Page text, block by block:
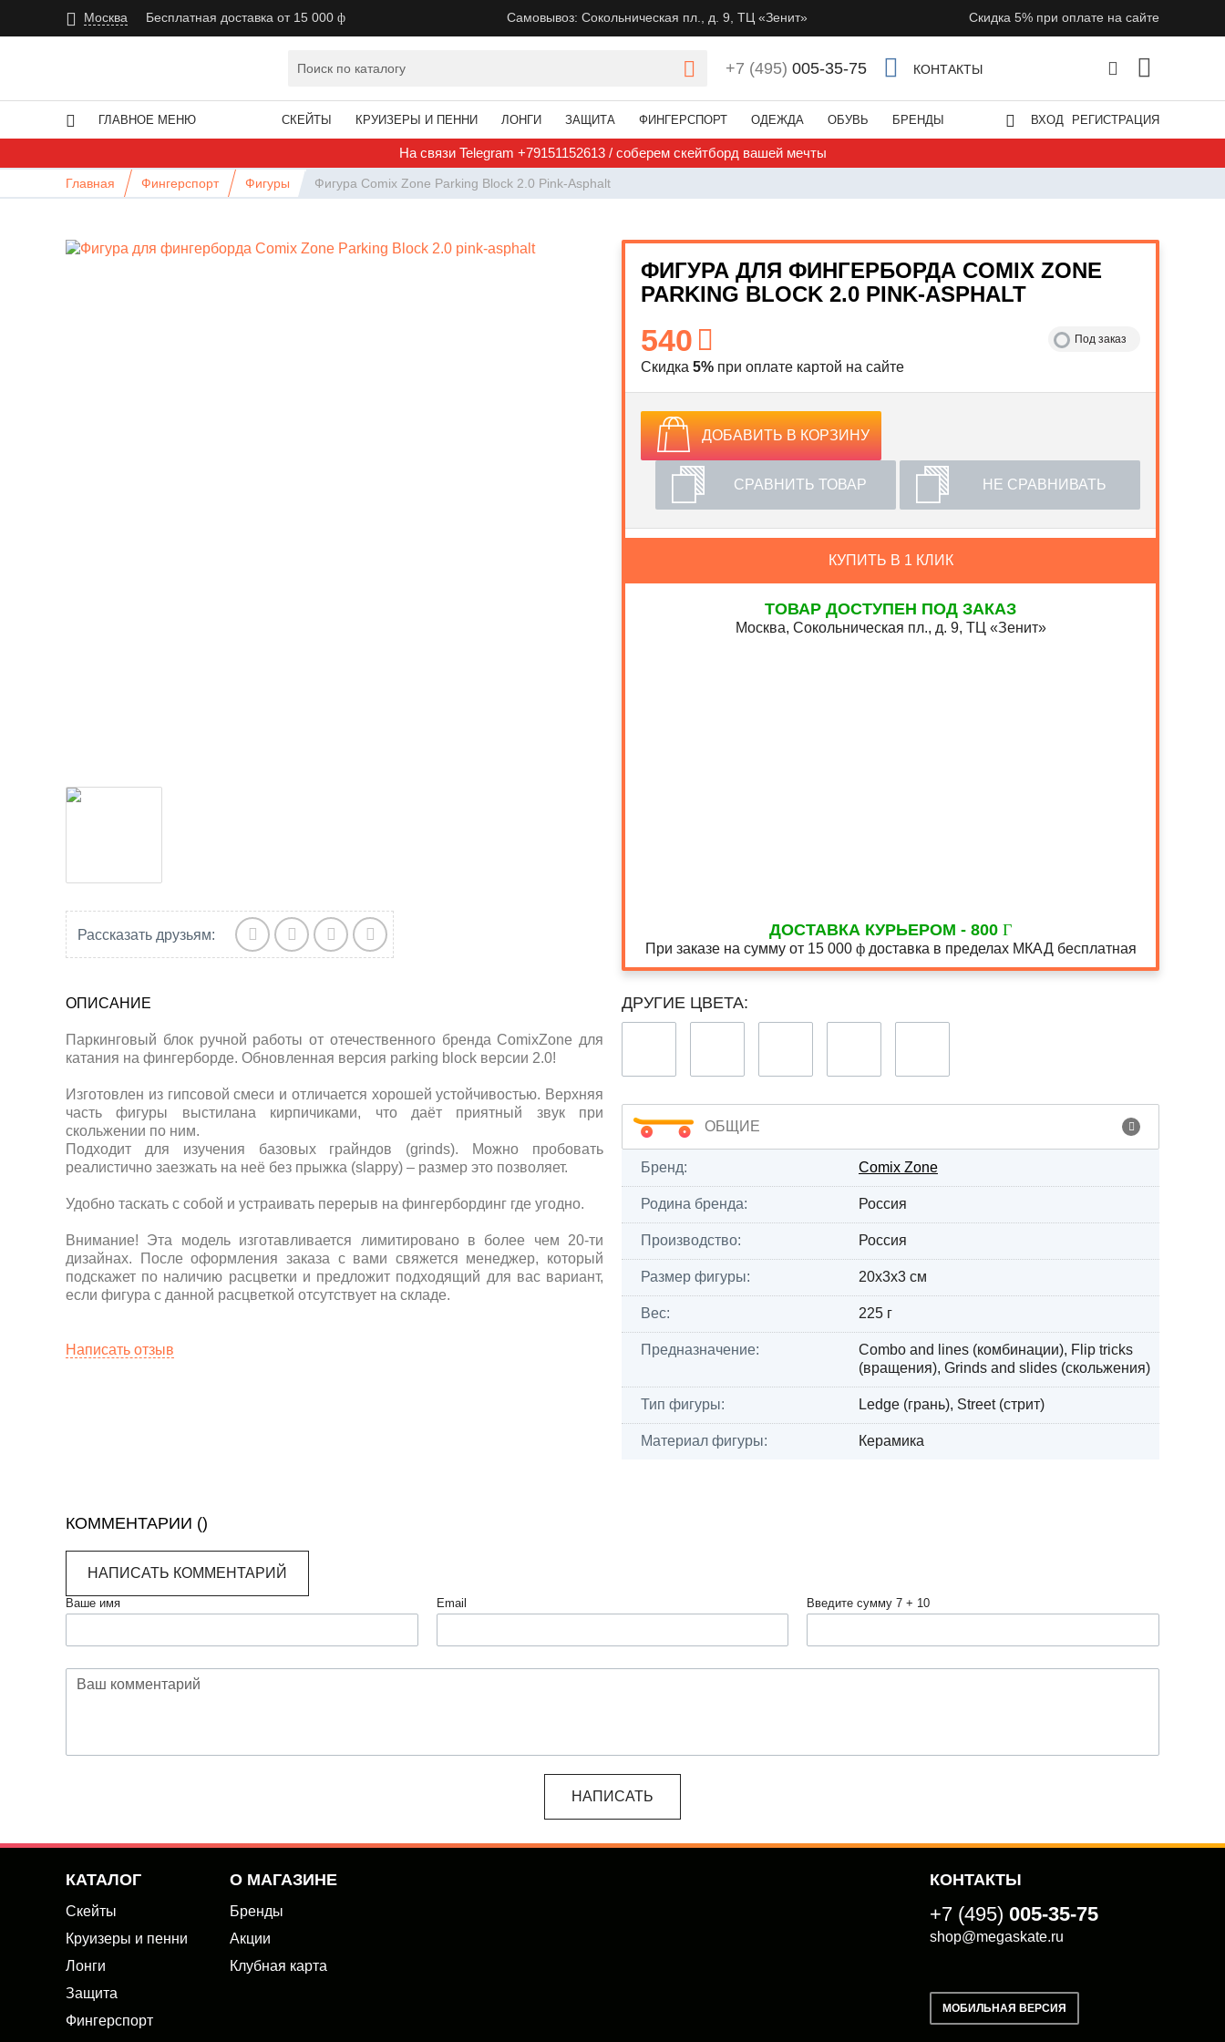
Москва Бесплатная доставка от 15 000 Самовывоз: Сокольническая пл., д. 9, ТЦ «Зенит» Скидка 5% при оплате на сайте
+7 (495) 005-35-75 КОНТАКТЫ
ГЛАВНОЕ МЕНЮ СКЕЙТЫ КРУИЗЕРЫ И ПЕННИ ЛОНГИ ЗАЩИТА ФИНГЕРСПОРТ ОДЕЖДА ОБУВЬ БРЕНДЫ ВХОД РЕГИСТРАЦИЯ
На связи Telegram +79151152613 / соберем скейтборд вашей мечты
Главная Фингерспорт Фигуры Фигура Comix Zone Parking Block 2.0 Pink-Asphalt
Рассказать друзьям:
ОПИСАНИЕ
Паркинговый блок ручной работы от отечественного бренда ComixZone для
катания на фингерборде. Обновленная версия parking block версии 2.0!
Изготовлен из гипсовой смеси и отличается хорошей устойчивостью. Верхняя
часть фигуры выстилана кирпичиками, что даёт приятный звук при
скольжении по ним.
Подходит для изучения базовых грайндов (grinds). Можно пробовать
реалистично заезжать на неё без прыжка (slappy) – размер это позволяет.
Удобно таскать с собой и устраивать перерыв на фингербординг где угодно.
Внимание! Эта модель изготавливается лимитировано в более чем 20-ти
дизайнах. После оформления заказа с вами свяжется менеджер, который
подскажет по наличию расцветки и предложит подходящий для вас вариант,
если фигура с данной расцветкой отсутствует на складе.
Написать отзыв
ФИГУРА ДЛЯ ФИНГЕРБОРДА COMIX ZONE
PARKING BLOCK 2.0 PINK-ASPHALT
540 Под заказ
Скидка 5% при оплате картой на сайте
ДОБАВИТЬ В КОРЗИНУ
СРАВНИТЬ ТОВАР НЕ СРАВНИВАТЬ
КУПИТЬ В 1 КЛИК
ТОВАР ДОСТУПЕН ПОД ЗАКАЗ
Москва, Сокольническая пл., д. 9, ТЦ «Зенит»
ДОСТАВКА КУРЬЕРОМ - 800
При заказе на сумму от 15 000 доставка в пределах МКАД бесплатная
ДРУГИЕ ЦВЕТА:
ОБЩИЕ
Бренд: Comix Zone
Родина бренда: Россия
Производство: Россия
Размер фигуры: 20x3x3 см
Вес: 225 г
Предназначение:
Combo and lines (комбинации), Flip tricks
(вращения), Grinds and slides (скольжения)
Тип фигуры: Ledge (грань), Street (стрит)
Материал фигуры: Керамика
КОММЕНТАРИИ ()
НАПИСАТЬ КОММЕНТАРИЙ
Ваше имя Email Введите сумму 7 + 10
КАТАЛОГ
Скейты
Круизеры и пенни
Лонги
Защита
Фингерспорт
О МАГАЗИНЕ
Бренды
Акции
Клубная карта
КОНТАКТЫ
+7 (495) 005-35-75
shop@megaskate.ru
МОБИЛЬНАЯ ВЕРСИЯ